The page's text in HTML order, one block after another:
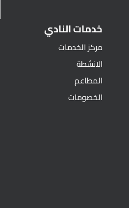
خدمات النادي
مركز الخدمات
الانشطة
المطاعم
الخصومات